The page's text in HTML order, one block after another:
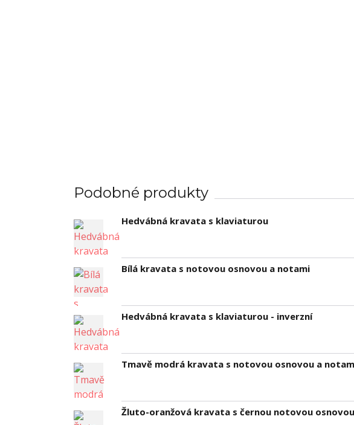
Podobné produkty
Hedvábná kravata s klaviaturou
Bílá kravata s notovou osnovou a notami
Hedvábná kravata s klaviaturou - inverzní
Tmavě modrá kravata s notovou osnovou a
Žluto-oranžová kravata s černou notovou